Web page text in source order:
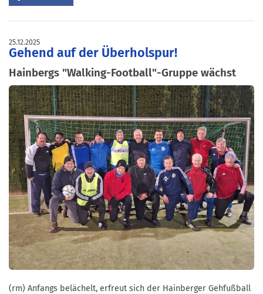
25.12.2025
Gehend auf der Überholspur!
Hainbergs "Walking-Football"-Gruppe wächst
(rm) Anfangs belächelt, erfreut sich der Hainberger Gehfußball